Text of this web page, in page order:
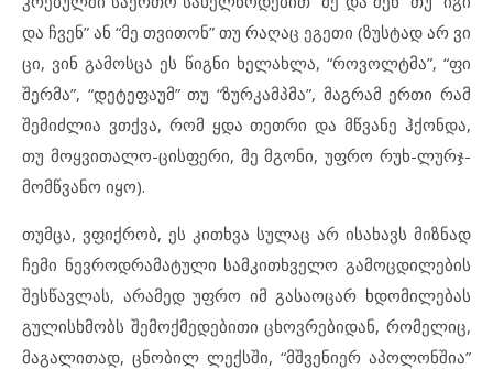
და ჩვენ” ან “მე თვითონ” თუ რაღაც ეგეთი (ზუსტად არ ვი
ცი, ვინ გამოსცა ეს წიგნი ხელახლა, “როვოლტმა”, “ფი
შერმა”, “დეტეფაუმ” თუ “ზურკამპმა”, მაგრამ ერთი რამ
შემიძლია ვთქვა, რომ ყდა თეთრი და მწვანე ჰქონდა,
თუ მოყვითალო-ცისფერი, მე მგონი, უფრო რუხ-ლურჯ-
მომწვანო იყო).
თუმცა, ვფიქრობ, ეს კითხვა სულაც არ ისახავს მიზნად
ჩემი ნევროდრამატული სამკითხველო გამოცდილების
შესწავლას, არამედ უფრო იმ გასაოცარ ხდომილებას
გულისხმობს შემოქმედებითი ცხოვრებიდან, რომელიც,
მაგალითად, ცნობილ ლექსში, “მშვენიერ აპოლონშია”